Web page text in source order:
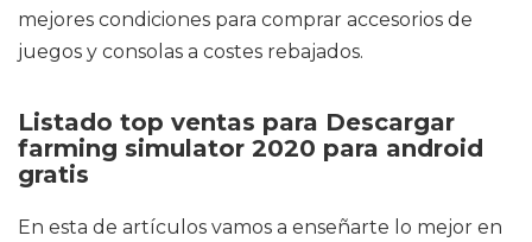
mejores condiciones para comprar accesorios de
juegos y consolas a costes rebajados.
Listado top ventas para Descargar
farming simulator 2020 para android
gratis
En esta de artículos vamos a enseñarte lo mejor en